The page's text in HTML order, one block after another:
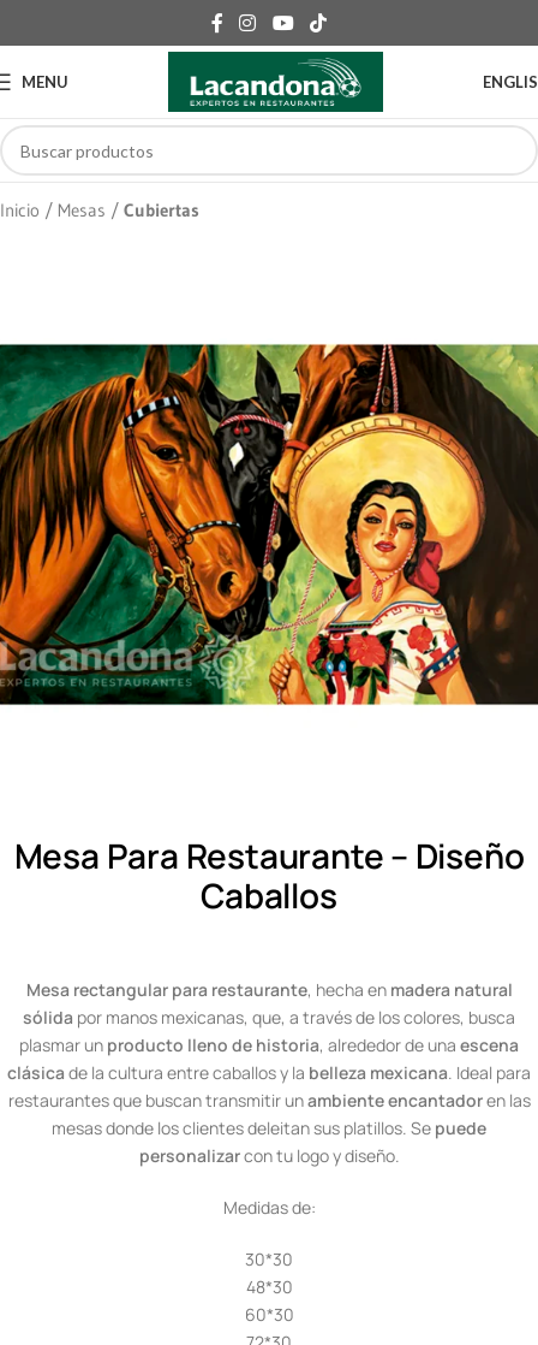
MENU
Inicio Mesas Cubiertas
Mesa Para Restaurante – Diseño
Caballos
Mesa rectangular para restaurante, hecha en madera natural
sólida por manos mexicanas, que, a través de los colores, busca
plasmar un producto lleno de historia, alrededor de una escena
clásica de la cultura entre caballos y la belleza mexicana. Ideal para
restaurantes que buscan transmitir unambiente encantadoren las
mesas donde los clientes deleitan sus platillos. Se puede
personalizarcon tu logo y diseño.
Medidas de:
30*30
48*30
60*30